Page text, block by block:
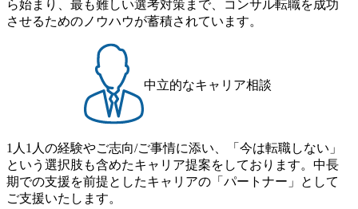
イアントがこれから取組むべき「グリーントランスフォー
った社会課題やテーマに対して、グローバル知見と最新の
事例などを基に企業の構造改革と社会価値の創造の取り組
みを行うプロフェッショナルチームです。 今回1day選考対
象となるポジションは下記となります。 ・コンサルタント
(調達改革・設備O&M)【SCS SU】 ・コンサルタント(ECM/
流改革/需給プロセス改革)【SSC SU】 ・SCM/ECMデータ・
プロセス分析・AI活用_Sustainable SCM Strategy Unit(Strategy
Consultant職)≪東京・大阪≫ ・コンサルタント(SCS SUオー
プンポジション)【SCS SU】 ※当日は全体での会社説明な
月の期間に渡り行い、選考にご参加いただきます。コンサ
ルタント未経験の方でも、戦略コンサルタントの具体的な
仕事内容からお話をさせていただきますので、戦略コンサ
ルティングにご興味をお持ちの方は、この機会にぜひご応
にはWebテストを8月20日までに受験いただきます ・8月21
日までにプログラム参加者をご案内します ・初回プログラ
ム : 8月29日(土)10:00～13:30 @ベイン東京オフィス(六本木)
・プログラム期間中はコンサルタントとの食事会、プロジ
ェクトのご紹介、ケースワークショップなどを実施します
・10月17日(土)開催の選考会にて採用面接を実施する予定で
す ※ご都合が合わない方は別途調整いたします 初回プロ
ら始まり、最も難しい選考対策まで、コンサル転職を成功
させるためのノウハウが蓄積されています。
中立的なキャリア相談
1人1人の経験やご志向/ご事情に添い、「今は転職しない」
という選択肢も含めたキャリア提案をしております。中長
期での支援を前提としたキャリアの「パートナー」として
ご支援いたします。